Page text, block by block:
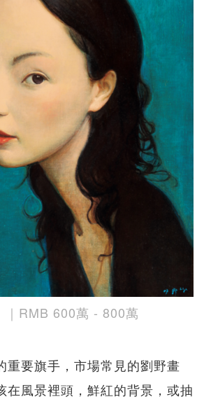
｜RMB 600萬 - 800萬
重要旗手，市場常見的劉野畫
在風景裡頭，鮮紅的背景，或抽